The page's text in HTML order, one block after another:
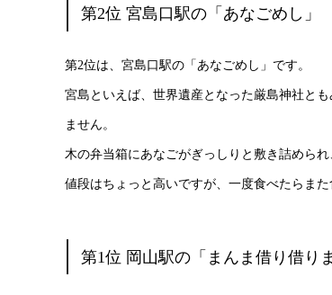
第2位 宮島口駅の「あなごめし」
第2位は、宮島口駅の「あなごめし」です。
宮島といえば、世界遺産となった厳島神社と
ません。
木の弁当箱にあなごがぎっしりと敷き詰めら
値段はちょっと高いですが、一度食べたらま
第1位 岡山駅の「まんま借り借り